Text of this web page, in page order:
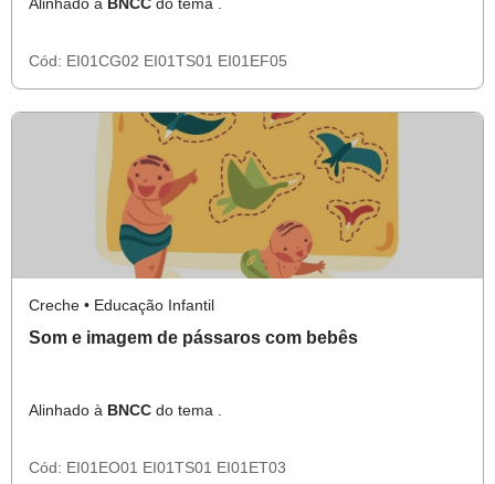
Cód: EI01CG02 EI01TS01 EI01EF05
Creche • Educação Infantil
Som e imagem de pássaros com bebês
Alinhado à BNCC do tema .
Cód: EI01EO01 EI01TS01 EI01ET03